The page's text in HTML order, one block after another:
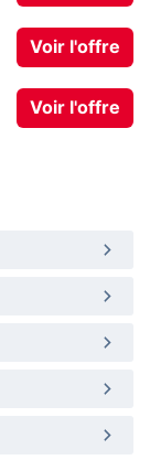
Voir l'offre
Voir l'offre